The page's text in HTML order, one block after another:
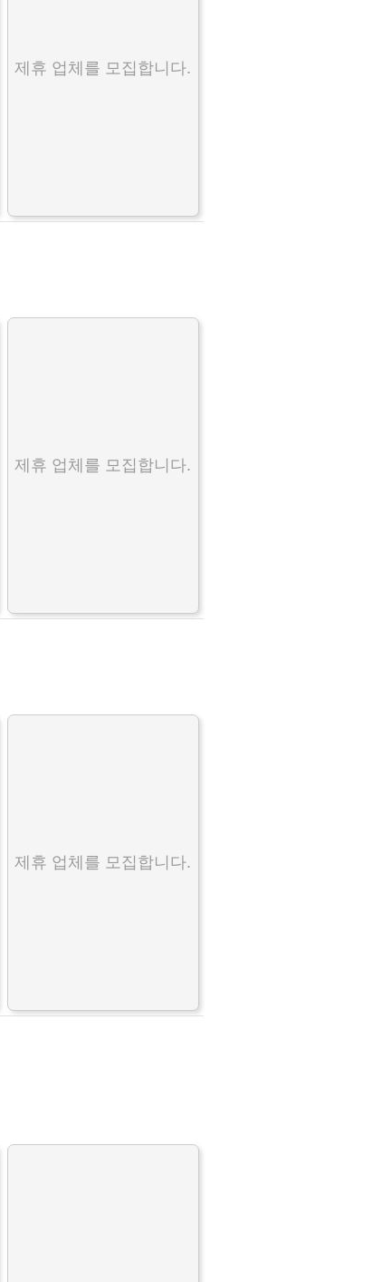
제휴 업체를 모집합니다.
제휴 업체를 모집합니다.
제휴 업체를 모집합니다.